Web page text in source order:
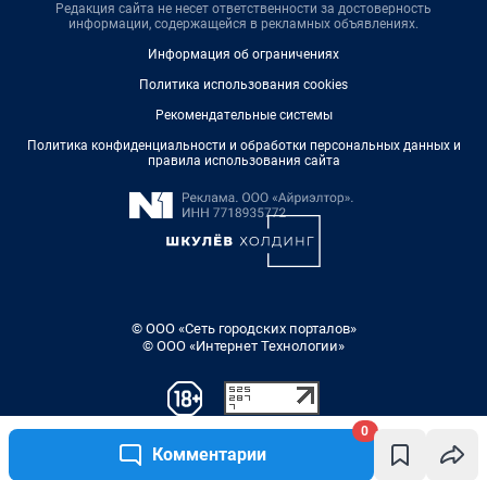
Комментарии
0
Редакция сайта не несет ответственности за достоверность
информации, содержащейся в рекламных объявлениях.
Информация об ограничениях
Политика использования cookies
Рекомендательные системы
Политика конфиденциальности и обработки персональных данных и
правила использования сайта
© ООО «Сеть городских порталов»
© ООО «Интернет Технологии»